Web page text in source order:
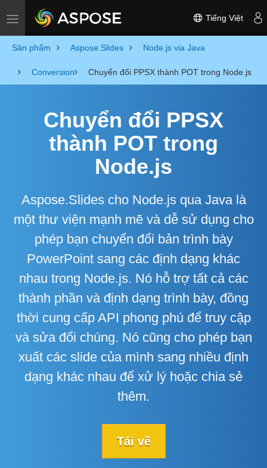
Toggle navigation Tiếng Việt
Sản phẩm Aspose.Slides Node.js via Java
Conversion Chuyển đổi PPSX thành POT trong Node.js
Chuyển đổi PPSX
thành POT trong
Node.js
Aspose.Slides cho Node.js qua Java là
một thư viện mạnh mẽ và dễ sử dụng cho
phép bạn chuyển đổi bản trình bày
PowerPoint sang các định dạng khác
nhau trong Node.js. Nó hỗ trợ tất cả các
thành phần và định dạng trình bày, đồng
thời cung cấp API phong phú để truy cập
và sửa đổi chúng. Nó cũng cho phép bạn
xuất các slide của mình sang nhiều định
dạng khác nhau để xử lý hoặc chia sẻ
thêm.
Tải về